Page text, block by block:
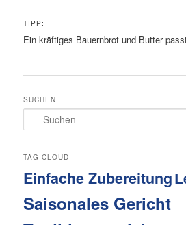
TIPP:
Ein kräftiges Bauernbrot und Butter
SUCHEN
u
h
n
TAG CLOUD
Einfache Zubereitung
Saisonales Gericht